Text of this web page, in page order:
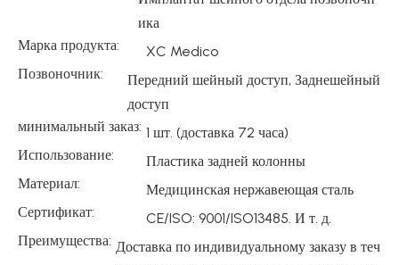
ика
Марка продукта:
XC Medico
Позвоночник:
Передний шейный доступ, Заднешейный
доступ
минимальный заказ: 1 шт. (доставка 72 часа)
Использование:
Пластика задней колонны
Материал:
Медицинская нержавеющая сталь
Сертификат:
CE/ISO: 9001/ISO13485. И т. д.
Преимущества: Доставка по индивидуальному заказу в теч